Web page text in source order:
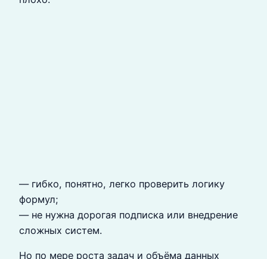
— гибко, понятно, легко проверить логику
формул;
— не нужна дорогая подписка или внедрение
сложных систем.
Но по мере роста задач и объёма данных